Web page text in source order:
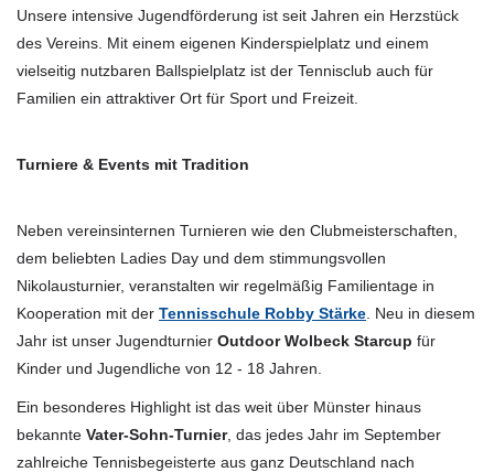
Unsere intensive Jugendförderung ist seit Jahren ein Herzstück
des Vereins. Mit einem eigenen Kinderspielplatz und einem
vielseitig nutzbaren Ballspielplatz ist der Tennisclub auch für
Familien ein attraktiver Ort für Sport und Freizeit.
Turniere & Events mit Tradition
Neben vereinsinternen Turnieren wie den Clubmeisterschaften,
dem beliebten Ladies Day und dem stimmungsvollen
Nikolausturnier, veranstalten wir regelmäßig Familientage in
Kooperation mit der Tennisschule Robby Stärke . Neu in diesem
Jahr ist unser Jugendturnier Outdoor Wolbeck Starcup für
Kinder und Jugendliche von 12 - 18 Jahren.
Ein besonderes Highlight ist das weit über Münster hinaus
bekannte Vater-Sohn-Turnier, das jedes Jahr im September
zahlreiche Tennisbegeisterte aus ganz Deutschland nach